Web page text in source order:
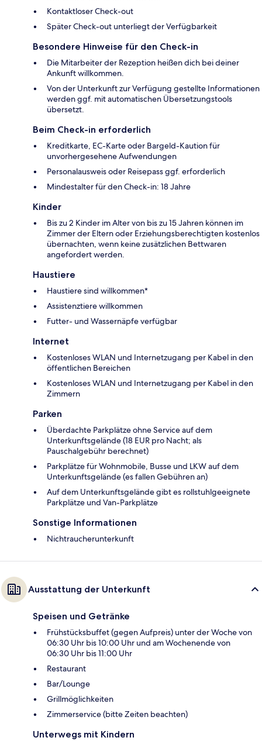
Kontaktloser Check-out
Später Check-out unterliegt der Verfügbarkeit
Besondere Hinweise für den Check-in
Die Mitarbeiter der Rezeption heißen dich bei deiner
Ankunft willkommen.
Von der Unterkunft zur Verfügung gestellte Informationen
werden ggf. mit automatischen Übersetzungstools
übersetzt.
Beim Check-in erforderlich
Kreditkarte, EC-Karte oder Bargeld-Kaution für
unvorhergesehene Aufwendungen
Personalausweis oder Reisepass ggf. erforderlich
Mindestalter für den Check-in: 18 Jahre
Kinder
Bis zu 2 Kinder im Alter von bis zu 15 Jahren können im
Zimmer der Eltern oder Erziehungsberechtigten kostenlos
übernachten, wenn keine zusätzlichen Bettwaren
angefordert werden.
Haustiere
Haustiere sind willkommen*
Assistenztiere willkommen
Futter- und Wassernäpfe verfügbar
Internet
Kostenloses WLAN und Internetzugang per Kabel in den
öffentlichen Bereichen
Kostenloses WLAN und Internetzugang per Kabel in den
Zimmern
Parken
Überdachte Parkplätze ohne Service auf dem
Unterkunftsgelände (18 EUR pro Nacht; als
Pauschalgebühr berechnet)
Parkplätze für Wohnmobile, Busse und LKW auf dem
Unterkunftsgelände (es fallen Gebühren an)
Auf dem Unterkunftsgelände gibt es rollstuhlgeeignete
Parkplätze und Van-Parkplätze
Sonstige Informationen
Nichtraucherunterkunft
Ausstattung der Unterkunft
Speisen und Getränke
Frühstücksbuffet (gegen Aufpreis) unter der Woche von
06:30 Uhr bis 10:00 Uhr und am Wochenende von
06:30 Uhr bis 11:00 Uhr
Restaurant
Bar/Lounge
Grillmöglichkeiten
Zimmerservice (bitte Zeiten beachten)
Unterwegs mit Kindern